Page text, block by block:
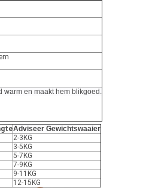
warm en maakt hem blikgoed.
Adviseer Gewichtswaaier
2-3KG
3-5KG
5-7KG
7-9KG
9-11KG
12-15KG